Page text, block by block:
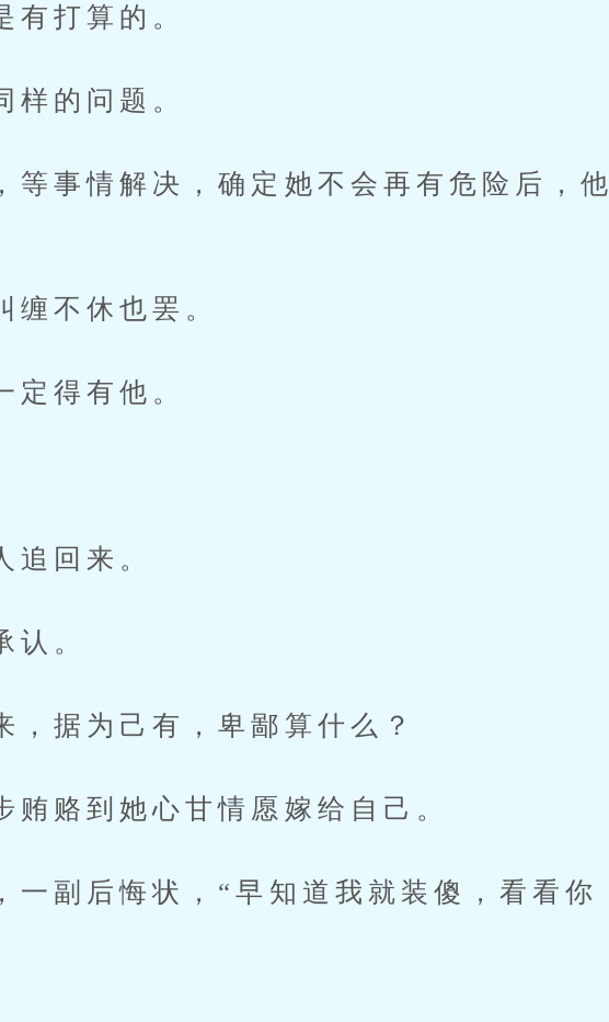
打算的。
的问题。
事情解决，确定她不会再有危险后，他
不休也罢。
得有他。
回来。
。
据为己有，卑鄙算什么？
赂到她心甘情愿嫁给自己。
副后悔状，“早知道我就装傻，看看你